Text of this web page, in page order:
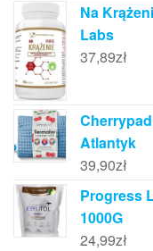
Na
Labs
37,89zł
Atlantyk
39,90zł
Progress
1000G
24,99zł